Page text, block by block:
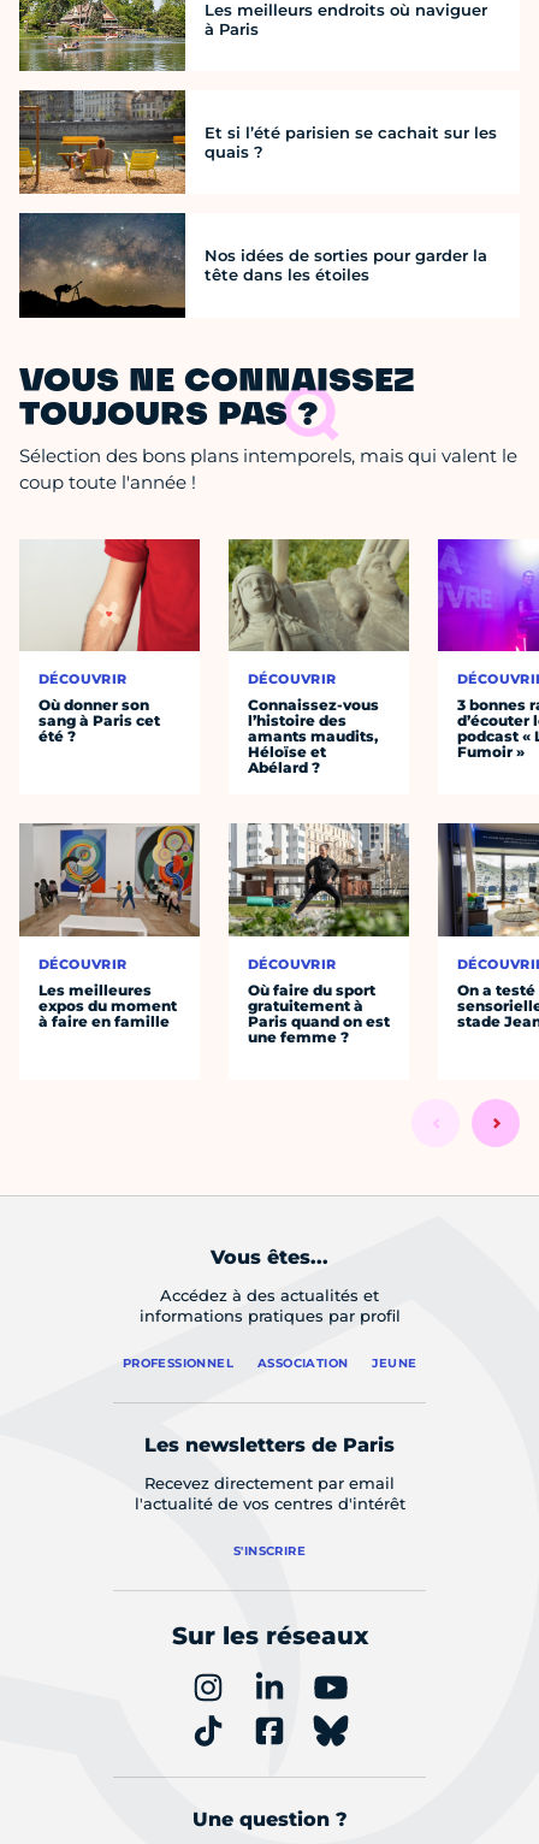
Les meilleurs endroits où naviguer
à Paris
Et si l’été parisien se cachait sur les
quais ?
Nos idées de sorties pour garder la
tête dans les étoiles
VOUS NE CONNAISSEZ
TOUJOURS PAS ?
Sélection des bons plans intemporels, mais qui valent le
coup toute l'année !
DÉCOUVRIR
Où donner son
sang à Paris cet
été ?
DÉCOUVRIR
Les meilleures
expos du moment
à faire en famille
DÉCOUVRIR
Connaissez-vous
l’histoire des
amants maudits,
Héloïse et
Abélard ?
DÉCOUVRIR
Où faire du sport
gratuitement à
Paris quand on est
une femme ?
3 bonnes
d’écouter
podcast «
Fumoir »
On a
stade
Vous êtes...
Accédez à des actualités et
informations pratiques par profil
PROFESSIONNEL ASSOCIATION JEUNE
Les newsletters de Paris
Recevez directement par email
l'actualité de vos centres d'intérêt
S'INSCRIRE
Sur les réseaux
Une question ?